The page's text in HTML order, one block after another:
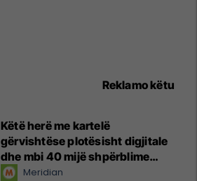
Reklamo këtu
Këtë herë me kartelë
gërvishtëse plotësisht digjitale
dhe mbi 40 mijë shpërblime
instant!Meridian